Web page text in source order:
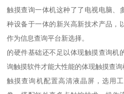
触摸查询一体机这种了了电视电脑、
种设备于一体的新兴高新技术产品，
作为信息查询平台新选择。
的硬件基础还不足以体现触摸查询机
询触摸软件才能大性能的体现触摸查询
触摸查询机配置高清液晶屏，选用